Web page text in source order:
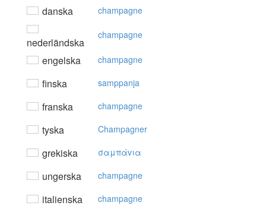
danska champagne
nederländska
champagne
engelska champagne
finska samppanja
franska champagne
tyska Champagner
grekiska σαμπάvια
ungerska champagne
italienska champagne